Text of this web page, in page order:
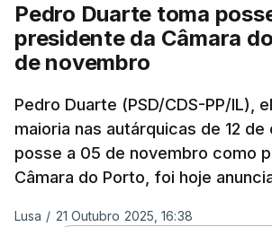
Pedro Duarte toma
presidente da Câmara
de novembro
Pedro Duarte (PSD/CDS-PP/IL),
maioria nas autárquicas de 12
posse a 05 de novembro como
Câmara do Porto, foi hoje
Lusa / 21 Outubro 2025, 16:38